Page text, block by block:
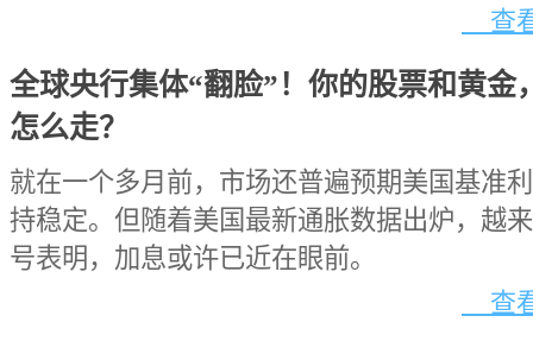
查
全球央行集体“翻脸”！你的股票和黄金
怎么走？
就在一个多月前，市场还普遍预期美国基准
持稳定。但随着美国最新通胀数据出炉，越
号表明，加息或许已近在眼前。
查